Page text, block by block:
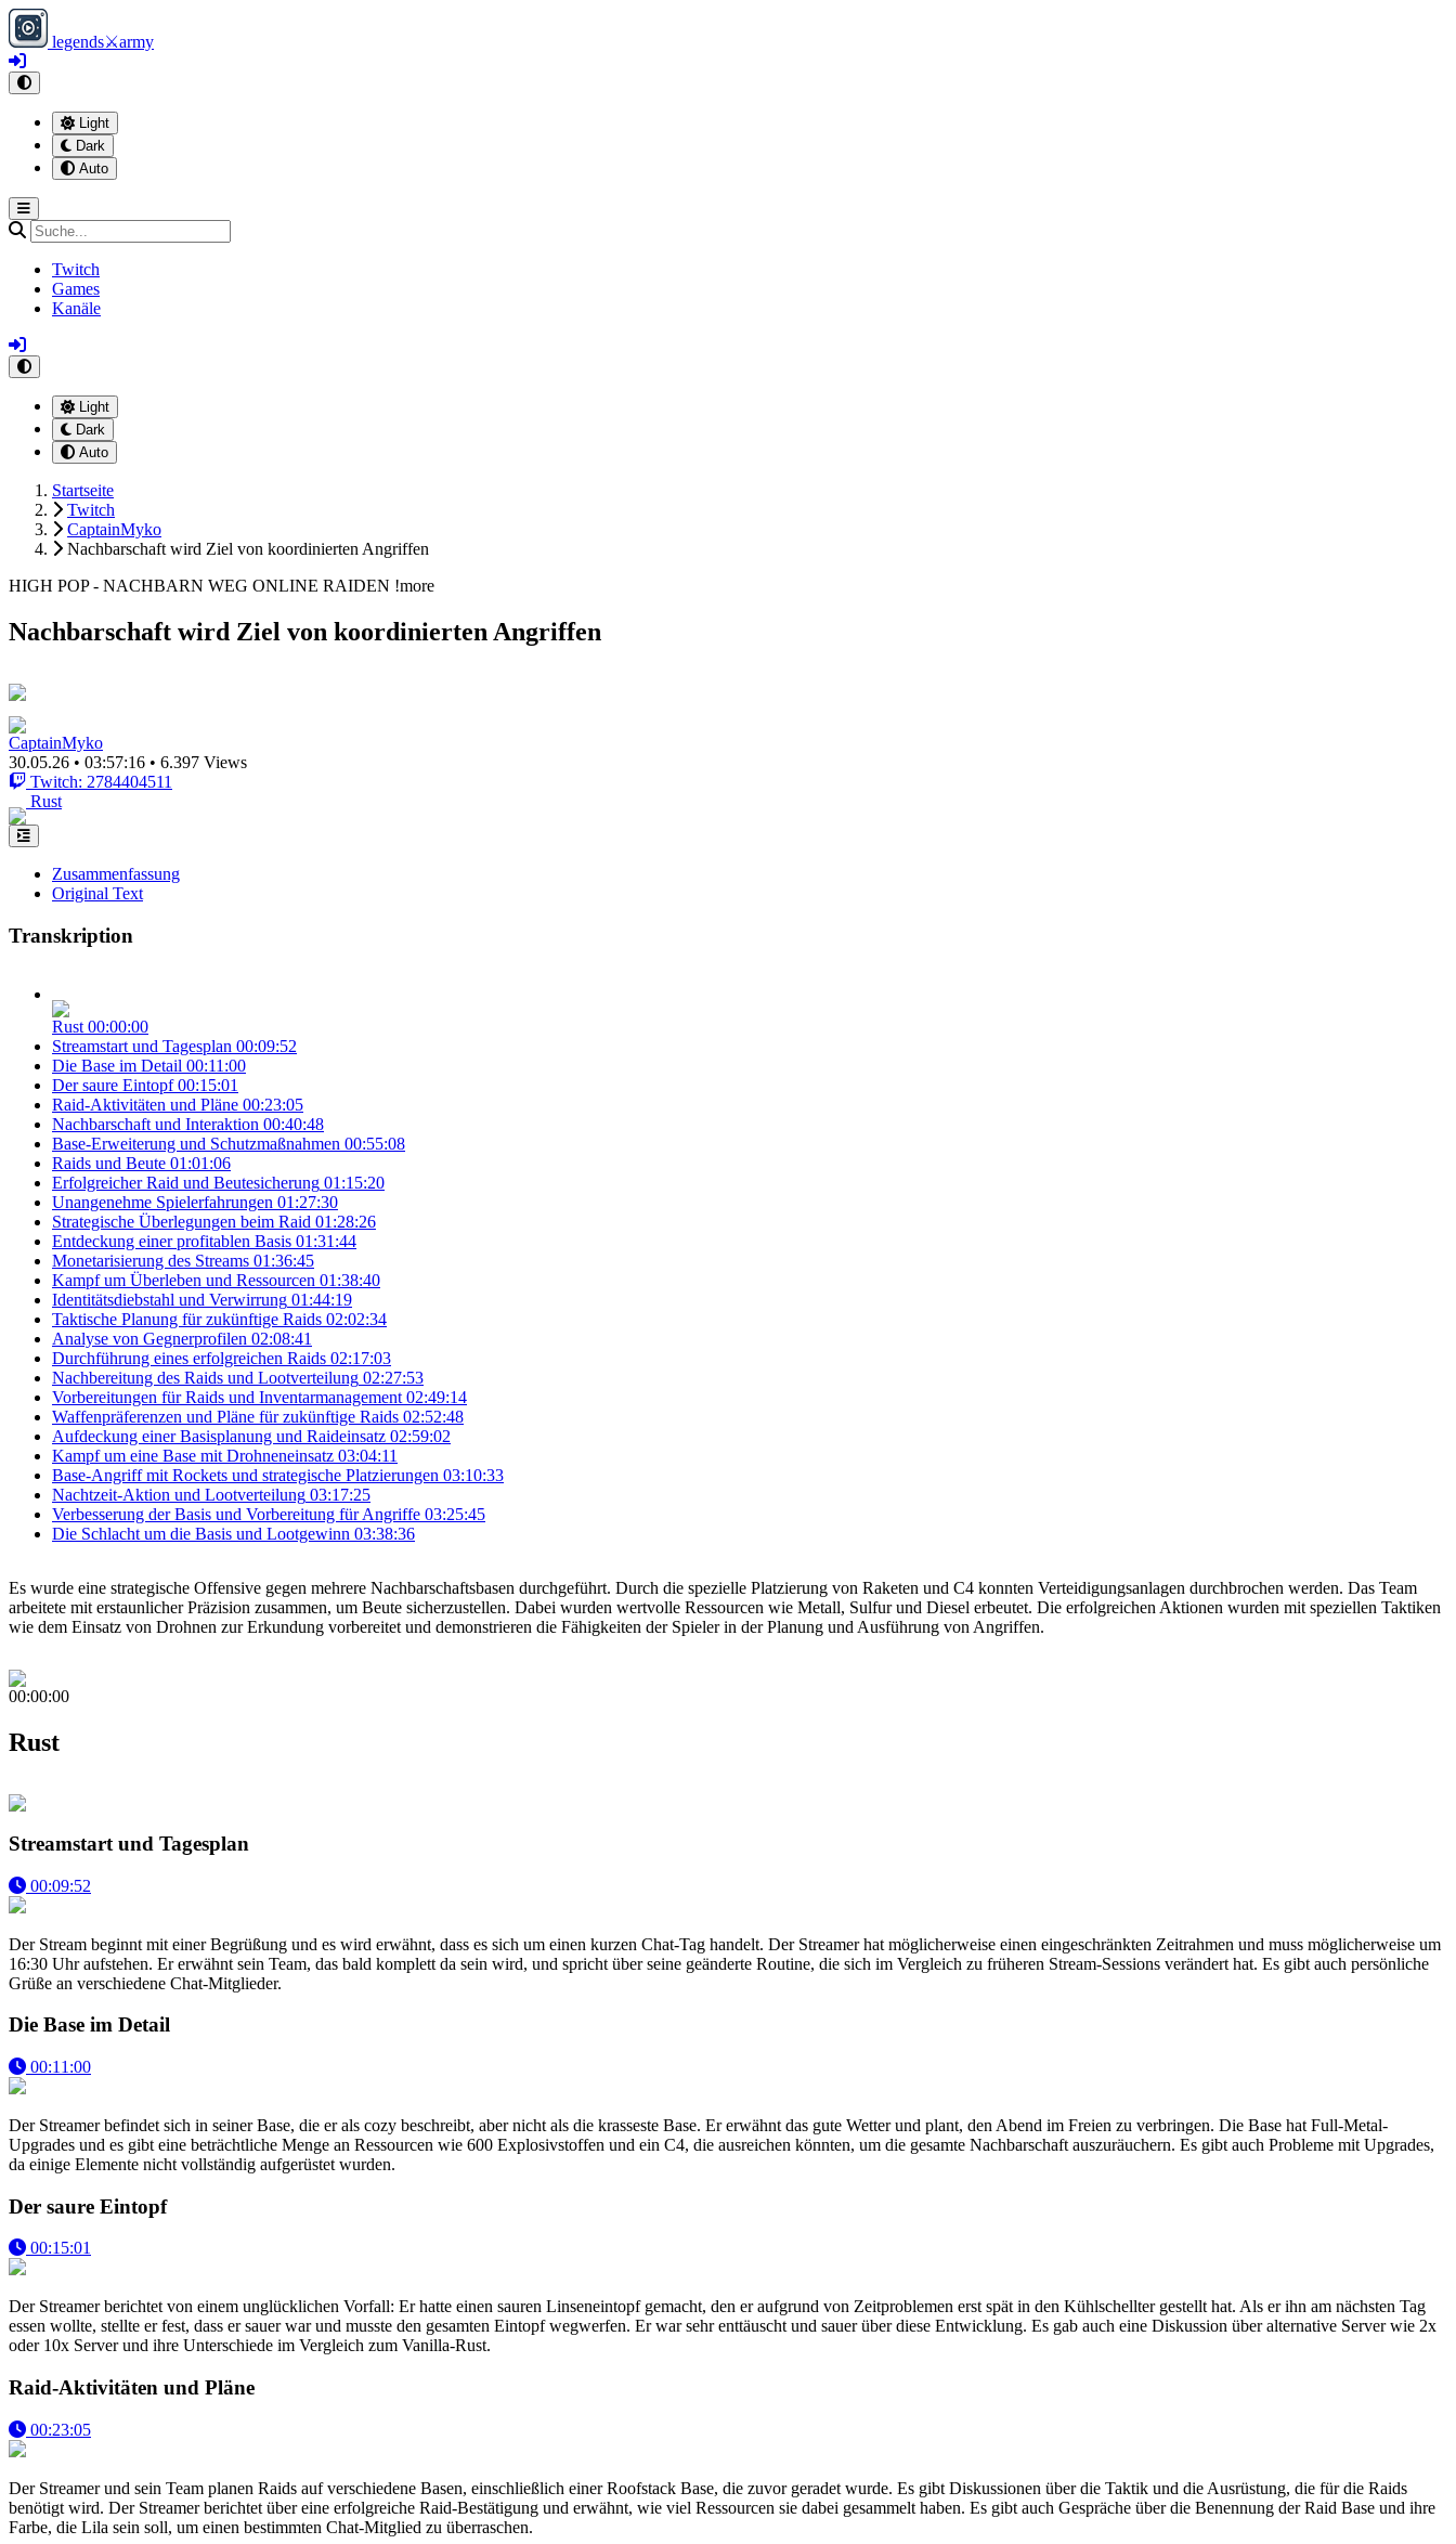
legends⚔army
Light
Dark
Auto
Twitch
Games
Kanäle
Light
Dark
Auto
Startseite
Twitch
CaptainMyko
Nachbarschaft wird Ziel von koordinierten Angriffen
HIGH POP - NACHBARN WEG ONLINE RAIDEN !more
Nachbarschaft wird Ziel von koordinierten Angriffen
CaptainMyko
30.05.26 • 03:57:16 • 6.397 Views
Twitch: 2784404511
Rust
Zusammenfassung
Original Text
Transkription
Rust 00:00:00
Streamstart und Tagesplan 00:09:52
Die Base im Detail 00:11:00
Der saure Eintopf 00:15:01
Raid-Aktivitäten und Pläne 00:23:05
Nachbarschaft und Interaktion 00:40:48
Base-Erweiterung und Schutzmaßnahmen 00:55:08
Raids und Beute 01:01:06
Erfolgreicher Raid und Beutesicherung 01:15:20
Unangenehme Spielerfahrungen 01:27:30
Strategische Überlegungen beim Raid 01:28:26
Entdeckung einer profitablen Basis 01:31:44
Monetarisierung des Streams 01:36:45
Kampf um Überleben und Ressourcen 01:38:40
Identitätsdiebstahl und Verwirrung 01:44:19
Taktische Planung für zukünftige Raids 02:02:34
Analyse von Gegnerprofilen 02:08:41
Durchführung eines erfolgreichen Raids 02:17:03
Nachbereitung des Raids und Lootverteilung 02:27:53
Vorbereitungen für Raids und Inventarmanagement 02:49:14
Waffenpräferenzen und Pläne für zukünftige Raids 02:52:48
Aufdeckung einer Basisplanung und Raideinsatz 02:59:02
Kampf um eine Base mit Drohneneinsatz 03:04:11
Base-Angriff mit Rockets und strategische Platzierungen 03:10:33
Nachtzeit-Aktion und Lootverteilung 03:17:25
Verbesserung der Basis und Vorbereitung für Angriffe 03:25:45
Die Schlacht um die Basis und Lootgewinn 03:38:36
Es wurde eine strategische Offensive gegen mehrere Nachbarschaftsbasen durchgeführt. Durch die spezielle Platzierung von Raketen und C4 konnten Verteidigungsanlagen durchbrochen werden. Das Team
arbeitete mit erstaunlicher Präzision zusammen, um Beute sicherzustellen. Dabei wurden wertvolle Ressourcen wie Metall, Sulfur und Diesel erbeutet. Die erfolgreichen Aktionen wurden mit speziellen Taktiken
wie dem Einsatz von Drohnen zur Erkundung vorbereitet und demonstrieren die Fähigkeiten der Spieler in der Planung und Ausführung von Angriffen.
00:00:00
Rust
Streamstart und Tagesplan
00:09:52
Der Stream beginnt mit einer Begrüßung und es wird erwähnt, dass es sich um einen kurzen Chat-Tag handelt. Der Streamer hat möglicherweise einen eingeschränkten Zeitrahmen und muss möglicherweise um
16:30 Uhr aufstehen. Er erwähnt sein Team, das bald komplett da sein wird, und spricht über seine geänderte Routine, die sich im Vergleich zu früheren Stream-Sessions verändert hat. Es gibt auch persönliche
Grüße an verschiedene Chat-Mitglieder.
Die Base im Detail
00:11:00
Der Streamer befindet sich in seiner Base, die er als cozy beschreibt, aber nicht als die krasseste Base. Er erwähnt das gute Wetter und plant, den Abend im Freien zu verbringen. Die Base hat Full-Metal-
Upgrades und es gibt eine beträchtliche Menge an Ressourcen wie 600 Explosivstoffen und ein C4, die ausreichen könnten, um die gesamte Nachbarschaft auszuräuchern. Es gibt auch Probleme mit Upgrades,
da einige Elemente nicht vollständig aufgerüstet wurden.
Der saure Eintopf
00:15:01
Der Streamer berichtet von einem unglücklichen Vorfall: Er hatte einen sauren Linseneintopf gemacht, den er aufgrund von Zeitproblemen erst spät in den Kühlschellter gestellt hat. Als er ihn am nächsten Tag
essen wollte, stellte er fest, dass er sauer war und musste den gesamten Eintopf wegwerfen. Er war sehr enttäuscht und sauer über diese Entwicklung. Es gab auch eine Diskussion über alternative Server wie 2x
oder 10x Server und ihre Unterschiede im Vergleich zum Vanilla-Rust.
Raid-Aktivitäten und Pläne
00:23:05
Der Streamer und sein Team planen Raids auf verschiedene Basen, einschließlich einer Roofstack Base, die zuvor geradet wurde. Es gibt Diskussionen über die Taktik und die Ausrüstung, die für die Raids
benötigt wird. Der Streamer berichtet über eine erfolgreiche Raid-Bestätigung und erwähnt, wie viel Ressourcen sie dabei gesammelt haben. Es gibt auch Gespräche über die Benennung der Raid Base und ihre
Farbe, die Lila sein soll, um einen bestimmten Chat-Mitglied zu überraschen.